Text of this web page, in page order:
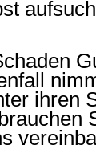
ihren